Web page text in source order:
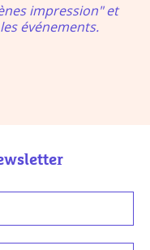
impression" et
événements.